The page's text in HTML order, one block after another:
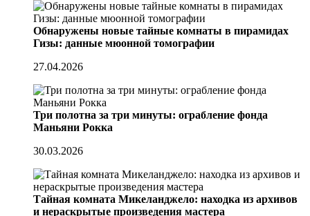
Обнаружены новые тайные комнаты в пирамидах
Гизы: данные мюонной томографии
27.04.2026
Три полотна за три минуты: ограбление фонда
Маньяни Рокка
30.03.2026
Тайная комната Микеланджело: находка из архивов
и нераскрытые произведения мастера